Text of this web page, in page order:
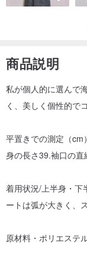
商品説明
私が個人的に選んで
く、美しく個性的で
平置きでの測定（
身の長さ39.袖口の
着用状況/上半身・下
ートは弧が大きく、
原材料・ポリエステ